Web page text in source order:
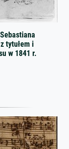
tytułem i
w 1841 r.